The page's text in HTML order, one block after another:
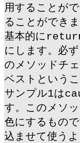
用することが
ることができ
基本的に
にします。必
のメソッドチ
ベストというこ
サンプル1は
す。このメソ
色にするもの
込ませて使う